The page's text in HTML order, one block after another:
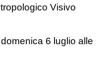
Visivo
6 luglio alle